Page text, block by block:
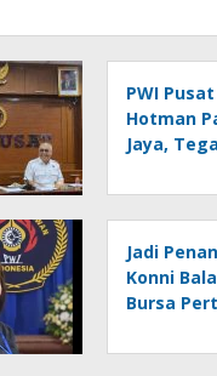
PWI
Hotman
Jaya,
Wartawan
Jadi
Konni
Bursa